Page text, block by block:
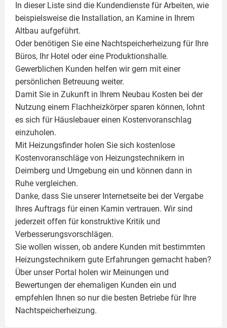
In dieser Liste sind die Kundendienste für Arbeiten, wie
beispielsweise die Installation, an Kamine in Ihrem
Altbau aufgeführt.
Oder benötigen Sie eine Nachtspeicherheizung für Ihre
Büros, Ihr Hotel oder eine Produktionshalle.
Gewerblichen Kunden helfen wir gern mit einer
persönlichen Betreuung weiter.
Damit Sie in Zukunft in Ihrem Neubau Kosten bei der
Nutzung einem Flachheizkörpersparen können, lohnt
es sich für Häuslebauer einen Kostenvoranschlag
einzuholen.
Mit Heizungsfinder holen Sie sich kostenlose
Kostenvoranschläge von Heizungstechnikern in
Deimberg und Umgebung ein und können dann in
Ruhe vergleichen.
Danke, dass Sie unserer Internetseite bei der Vergabe
Ihres Auftrags für einen Kamin vertrauen. Wir sind
jederzeit offen für konstruktive Kritik und
Verbesserungsvorschlägen.
Sie wollen wissen, ob andere Kunden mit bestimmten
Heizungstechnikern gute Erfahrungen gemacht haben?
Über unser Portal holen wir Meinungen und
Bewertungen der ehemaligen Kunden ein und
empfehlen Ihnen so nur die besten Betriebe für Ihre
Nachtspeicherheizung.